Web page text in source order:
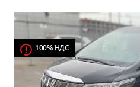
100% НДС